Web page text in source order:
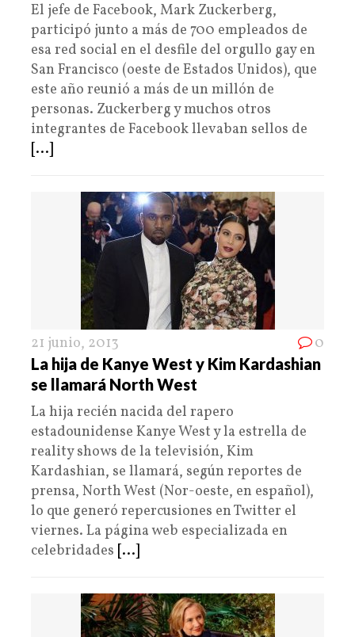
El jefe de Facebook, Mark Zuckerberg,
participó junto a más de 700 empleados de
esa red social en el desfile del orgullo gay en
San Francisco (oeste de Estados Unidos), que
este año reunió a más de un millón de
personas. Zuckerberg y muchos otros
integrantes de Facebook llevaban sellos de
[...]
21 junio, 2013 0
La hija de Kanye West y Kim Kardashian
se llamará North West
La hija recién nacida del rapero
estadounidense Kanye West y la estrella de
reality shows de la televisión, Kim
Kardashian, se llamará, según reportes de
prensa, North West (Nor-oeste, en español),
lo que generó repercusiones en Twitter el
viernes. La página web especializada en
celebridades [...]